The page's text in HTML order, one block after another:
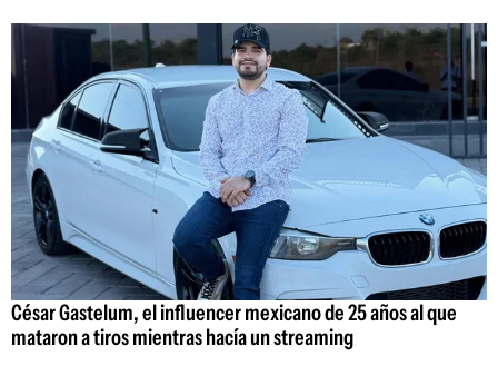
César Gastelum, el influencer mexicano de 25 años al que
mataron a tiros mientras hacía un streaming